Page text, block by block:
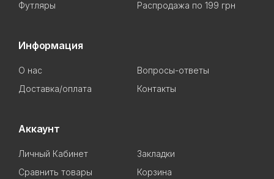
Футляры
Распродажа по 199 грн
Информация
О нас
Вопросы-ответы
Доставка/оплата
Контакты
Аккаунт
Личный Кабинет
Закладки
Сравнить товары
Корзина